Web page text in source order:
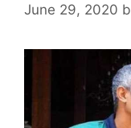
June 29, 2020